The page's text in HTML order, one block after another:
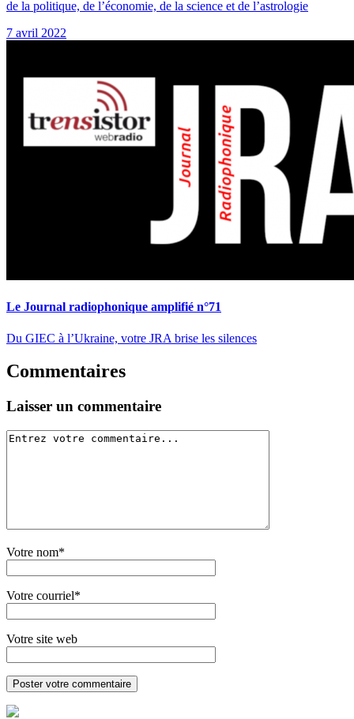
de la politique, de l’économie, de la science et de l’astrologie
7 avril 2022
Le Journal radiophonique amplifié n°71
Du GIEC à l’Ukraine, votre JRA brise les silences
Commentaires
Laisser un commentaire
Votre nom*
Votre courriel*
Votre site web